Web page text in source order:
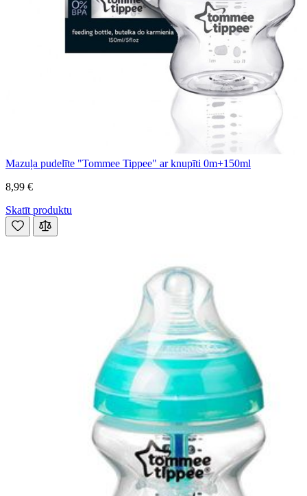
Mazuļa pudelīte "Tommee Tippee" ar knupīti 0m+150ml
8,99 €
Skatīt produktu